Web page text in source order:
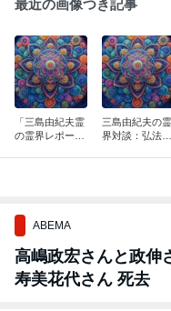
最近の画像つき記事
「三島由紀夫霊
の霊界レポー
三島由紀夫の霊
界対談：弘法大
ABEMA
高嶋政宏さんと政伸
寿美花代さん 死去